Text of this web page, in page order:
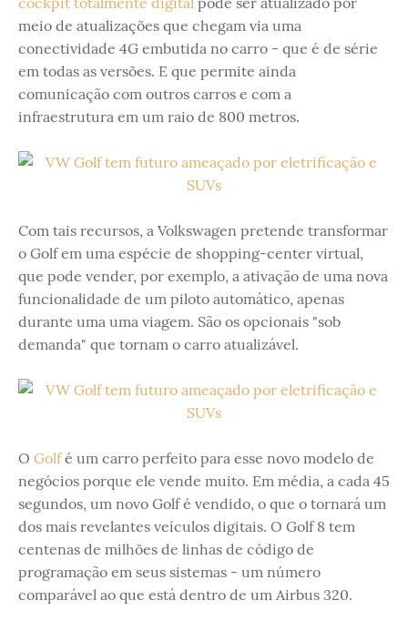
meio de atualizações que chegam via uma
conectividade 4G embutida no carro - que é de série
em todas as versões. E que permite ainda
comunicação com outros carros e com a
infraestrutura em um raio de 800 metros.
Com tais recursos, a Volkswagen pretende transformar
o Golf em uma espécie de shopping-center virtual,
que pode vender, por exemplo, a ativação de uma nova
funcionalidade de um piloto automático, apenas
durante uma uma viagem. São os opcionais "sob
demanda" que tornam o carro atualizável.
O Golfé um carro perfeito para esse novo modelo de
negócios porque ele vende muito. Em média, a cada 45
segundos, um novo Golf é vendido, o que o tornará um
dos mais revelantes veículos digitais. O Golf 8 tem
centenas de milhões de linhas de código de
programação em seus sistemas - um número
comparável ao que está dentro de um Airbus 320.